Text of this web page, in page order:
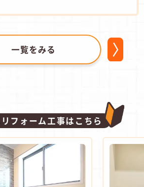
一覧をみる
フォーム工事はこちら